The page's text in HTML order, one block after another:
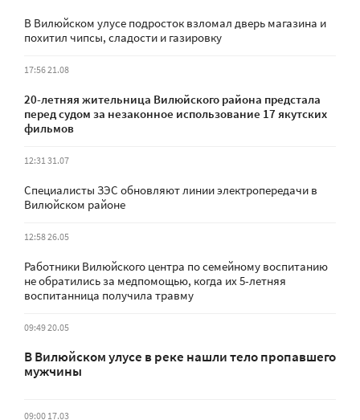
В Вилюйском улусе подросток взломал дверь магазина и
похитил чипсы, сладости и газировку
17:56 21.08
20-летняя жительница Вилюйского района предстала
перед судом за незаконное использование 17 якутских
фильмов
12:31 31.07
Специалисты ЗЭС обновляют линии электропередачи в
Вилюйском районе
12:58 26.05
Работники Вилюйского центра по семейному воспитанию
не обратились за медпомощью, когда их 5-летняя
воспитанница получила травму
09:49 20.05
В Вилюйском улусе в реке нашли тело пропавшего
мужчины
09:00 17.03